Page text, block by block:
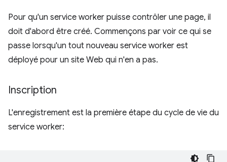
Pour qu'un service worker puisse contrôler une page, il
doit d'abord être créé. Commençons par voir ce qui se
passe lorsqu'un tout nouveau service worker est
déployé pour un site Web qui n'en a pas.
Inscription
L'enregistrement est la première étape du cycle de vie du
service worker: